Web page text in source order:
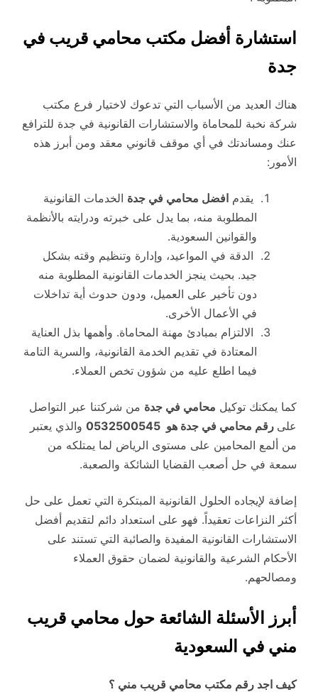
استشارة أفضل مكتب محامي قريب في
جدة
هناك العديد من الأسباب التي تدعوك لاختيار فرع مكتب
شركة نخبة للمحاماة والاستشارات القانونية في جدة للترافع
عنك ومساندتك في أي موقف قانوني معقد ومن أبرز هذه
الأمور:
يقدم افضل محامي في جدة الخدمات القانونية
المطلوبة منه، بما يدل على خبرته ودرايته بالأنظمة
والقوانين السعودية.
الدقة في المواعيد، وإدارة وتنظيم وقته بشكل
جيد. بحيث ينجز الخدمات القانونية المطلوبة منه
دون تأخير على العميل، ودون حدوث أية تداخلات
في الأعمال الأخرى.
الالتزام بمبادئ مهنة المحاماة. وأهمها بذل العناية
المعتادة في تقديم الخدمة القانونية، والسرية التامة
فيما اطلع عليه من شؤون تخص العملاء.
كما يمكنك توكيل محامي في جدة من شركتنا عبر التواصل
على رقم محامي في جدة هو 0532500545
والذي يعتبر
من ألمع المحامين على مستوى الرياض لما يمتلكه من
سمعة في حل أصعب القضايا الشائكة والصعبة.
إضافة لإيجاده الحلول القانونية المبتكرة التي تعمل على حل
أكثر النزاعات تعقيداً. فهو على استعداد دائم لتقديم أفضل
الاستشارات القانونية المفيدة والصائبة التي تستند على
الأحكام الشرعية والقانونية لضمان حقوق العملاء
ومصالحهم.
أبرز الأسئلة الشائعة حول محامي قريب
مني في السعودية
كيف اجد رقم مكتب محامي قريب مني ؟